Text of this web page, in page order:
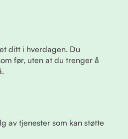
ditt i hverdagen. Du
før, uten at du trenger å
av tjenester som kan støtte